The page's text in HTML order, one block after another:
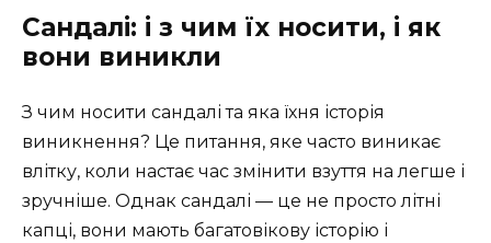
Сандалі: і з чим їх носити, і як
вони виникли
З чим носити сандалі та яка їхня історія
виникнення? Це питання, яке часто виникає
влітку, коли настає час змінити взуття на легше і
зручніше. Однак сандалі — це не просто літні
капці, вони мають багатовікову історію і